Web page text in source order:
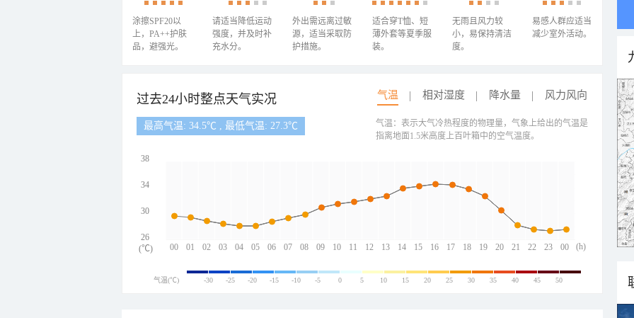
涂擦SPF20以
上，PA++护肤
品，避强光。
请适当降低运动
强度，并及时补
充水分。
外出需远离过敏
源，适当采取防
护措施。
适合穿T恤、短
薄外套等夏季服
装。
无雨且风力较
小，易保持清洁
度。
易感人群应适当
减少室外活动。
过去24小时整点天气实况 气温 相对湿度 降水量 风力风向
最高气温: 34.5℃ , 最低气温: 27.3℃
00 01 02 03 04 05 06 07 08 09 10 11 12 13 14 15 16 17 18 19 20 21 22 23 00
38
34
30
26
(h)
(℃)
气温：表示大气冷热程度的物理量，气象上给出的气温是
指离地面1.5米高度上百叶箱中的空气温度。
气温(℃) -30 -25 -20 -15 -10 -5 0 5 10 15 20 25 30 35 40 45 50